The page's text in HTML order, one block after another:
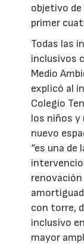
objetivo
primer
Todas las
inclusivos
Medio
explicó al
Colegio
los niños y
nuevo
“es una de
con torre,
inclusivo
mayor